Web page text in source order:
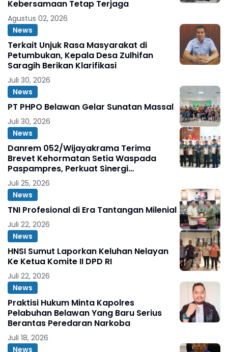
Kebersamaan Tetap Terjaga
Agustus 02, 2026
News
Terkait Unjuk Rasa Masyarakat di
Petumbukan, Kepala Desa Zulhifan
Saragih Berikan Klarifikasi
Juli 30, 2026
News
PT PHPO Belawan Gelar Sunatan Massal
Juli 30, 2026
News
Danrem 052/Wijayakrama Terima
Brevet Kehormatan Setia Waspada
Paspampres, Perkuat Sinergi
Pengamanan VVIP dan Stabilitas Ibu
Kota
Juli 25, 2026
News
TNI Profesional di Era Tantangan Milenial
Juli 22, 2026
News
HNSI Sumut Laporkan Keluhan Nelayan
Ke Ketua Komite II DPD RI
Juli 22, 2026
News
Praktisi Hukum Minta Kapolres
Pelabuhan Belawan Yang Baru Serius
Berantas Peredaran Narkoba
Juli 18, 2026
News